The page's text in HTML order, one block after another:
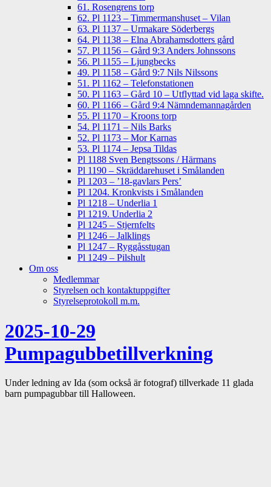
61. Rosengrens torp
62. Pl 1123 – Timmermanshuset – Vilan
63. Pl 1137 – Urmakare Söderbergs
64. Pl 1138 – Elna Abrahamsdotters gård
57. Pl 1156 – Gård 9:3 Anders Johnssons
56. Pl 1155 – Ljungbecks
49. Pl 1158 – Gård 9:7 Nils Nilssons
51. Pl 1162 – Telefonstationen
50. Pl 1163 – Gård 10 – Utflyttad vid laga skifte.
60. Pl 1166 – Gård 9:4 Nämndemannagården
55. Pl 1170 – Kroons torp
54. Pl 1171 – Nils Barks
52. Pl 1173 – Mor Karnas
53. Pl 1174 – Jepsa Tildas
Pl 1188 Sven Bengtssons / Härmans
Pl 1190 – Skräddarehuset i Smålanden
Pl 1203 – ’18-gavlars Pers’
Pl 1204. Kronkvists i Smålanden
Pl 1218 – Underlia 1
Pl 1219. Underlia 2
Pl 1245 – Stjernfelts
Pl 1246 – Jalklings
Pl 1247 – Ryggåsstugan
Pl 1249 – Pilshult
Om oss
Medlemmar
Styrelsen och kontaktuppgifter
Styrelseprotokoll m.m.
2025-10-29
Pumpagubbetillverkning
Under ledning av Ida (som också är fotograf) tillverkade 11 glada
barn pumpagubbar till Halloween.